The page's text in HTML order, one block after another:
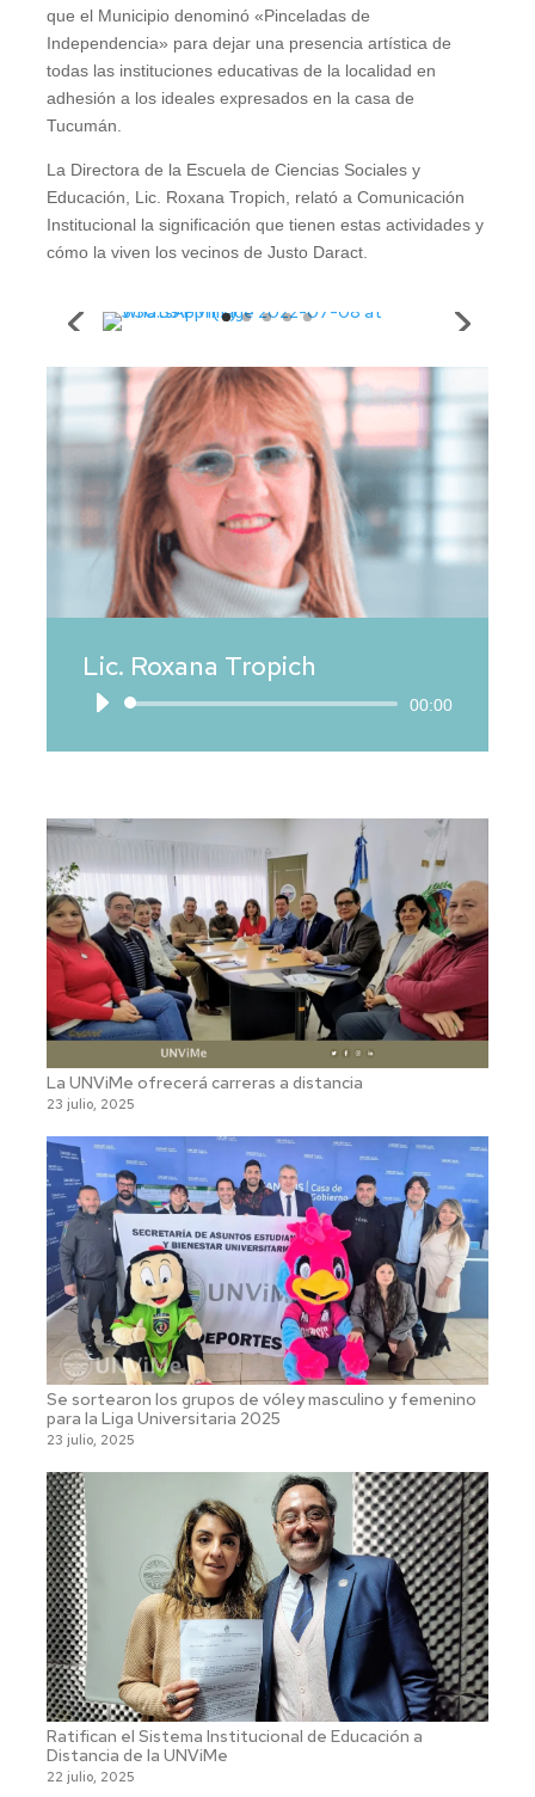
que el Municipio denominó «Pinceladas de
Independencia» para dejar una presencia artística de
todas las instituciones educativas de la localidad en
adhesión a los ideales expresados en la casa de
Tucumán.
La Directora de la Escuela de Ciencias Sociales y
Educación, Lic. Roxana Tropich, relató a Comunicación
Institucional la significación que tienen estas actividades y
cómo la viven los vecinos de Justo Daract.
Lic. Roxana Tropich
Reproductor
audio
00:00
La UNViMe ofrecerá carreras a distancia
23 julio, 2025
Se sortearon los grupos de vóley masculino y femenino
para la Liga Universitaria 2025
23 julio, 2025
Ratifican el Sistema Institucional de Educación a
Distancia de la UNViMe
22 julio, 2025